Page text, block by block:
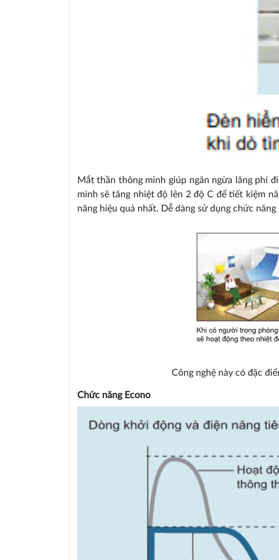
Mắt thần thông minh giúp ngăn ngừa lãng phí
minh sẽ tăng nhiệt độ lên 2 độ C để tiết kiệm
năng hiệu quả nhất. Dễ dàng sử dụng chức
Công nghệ này có đặc
Chức năng Econo